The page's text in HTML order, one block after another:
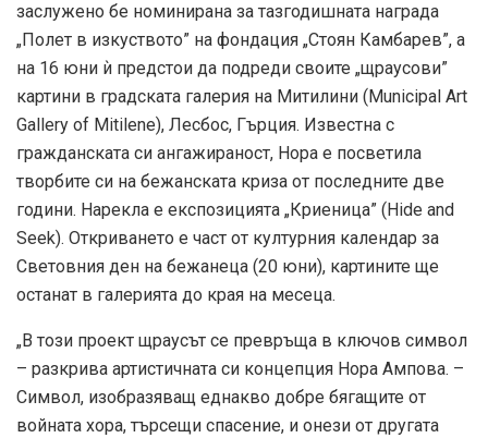
заслужено бе номинирана за тазгодишната награда
„Полет в изкуството” на фондация „Стоян Камбарев”, а
на 16 юни ѝ предстои да подреди своите „щраусови”
картини в градската галерия на Митилини (Municipal Art
Gallery of Mitilene), Лесбос, Гърция. Известна с
гражданската си ангажираност, Нора е посветила
творбите си на бежанската криза от последните две
години. Нарекла е експозицията „Криеница” (Hide and
Seek). Откриването е част от културния календар за
Световния ден на бежанеца (20 юни), картините ще
останат в галерията до края на месеца.
„В този проект щраусът се превръща в ключов символ
– разкрива артистичната си концепция Нора Ампова. –
Символ, изобразяващ еднакво добре бягащите от
войната хора, търсещи спасение, и онези от другата